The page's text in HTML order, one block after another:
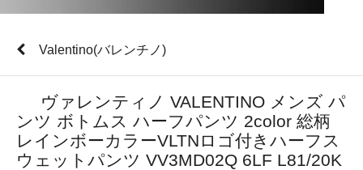
Valentino(バレンチノ)
ヴァレンティノ VALENTINO メンズ パ
ンツ ボトムス ハーフパンツ 2color 総柄
レインボーカラーVLTNロゴ付きハーフス
ウェットパンツ VV3MD02Q 6LF L81/20K